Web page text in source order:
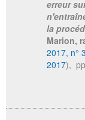
erreur
la
Marion,
2017, n°
2017),